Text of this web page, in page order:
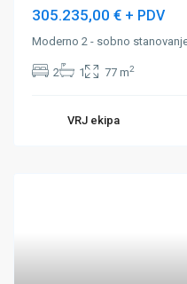
305.235,00 € + PDV
Moderno 2 - sobno
2 1 77 m2
VRJ ekipa